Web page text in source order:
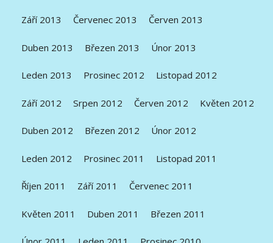
Září 2013 Červenec 2013 Červen 2013
Duben 2013 Březen 2013 Únor 2013
Leden 2013 Prosinec 2012 Listopad 2012
Září 2012 Srpen 2012 Červen 2012 Květen 2012
Duben 2012 Březen 2012 Únor 2012
Leden 2012 Prosinec 2011 Listopad 2011
Říjen 2011 Září 2011 Červenec 2011
Květen 2011 Duben 2011 Březen 2011